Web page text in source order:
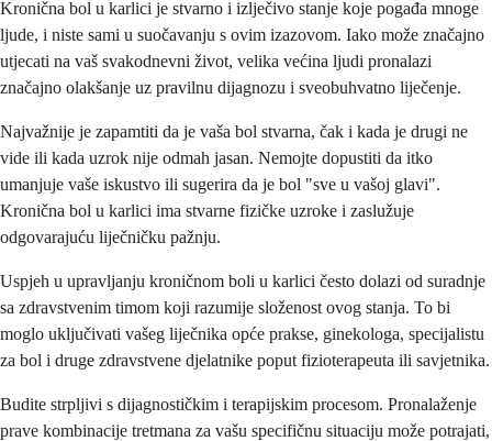
Kronična bol u karlici je stvarno i izlječivo stanje koje pogađa mnoge
ljude, i niste sami u suočavanju s ovim izazovom. Iako može značajno
utjecati na vaš svakodnevni život, velika većina ljudi pronalazi
značajno olakšanje uz pravilnu dijagnozu i sveobuhvatno liječenje.
Najvažnije je zapamtiti da je vaša bol stvarna, čak i kada je drugi ne
vide ili kada uzrok nije odmah jasan. Nemojte dopustiti da itko
umanjuje vaše iskustvo ili sugerira da je bol "sve u vašoj glavi".
Kronična bol u karlici ima stvarne fizičke uzroke i zaslužuje
odgovarajuću liječničku pažnju.
Uspjeh u upravljanju kroničnom boli u karlici često dolazi od suradnje
sa zdravstvenim timom koji razumije složenost ovog stanja. To bi
moglo uključivati vašeg liječnika opće prakse, ginekologa, specijalistu
za bol i druge zdravstvene djelatnike poput fizioterapeuta ili savjetnika.
Budite strpljivi s dijagnostičkim i terapijskim procesom. Pronalaženje
prave kombinacije tretmana za vašu specifičnu situaciju može potrajati,